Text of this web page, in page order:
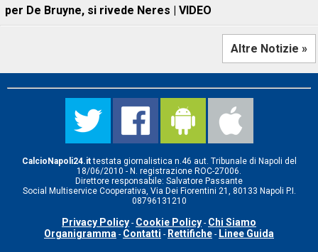
per De Bruyne, si rivede Neres | VIDEO
Altre Notizie »
CalcioNapoli24.ittestata giornalistica n.46 aut. Tribunale di Napoli del
18/06/2010 - N. registrazione ROC-27006.
Direttore responsabile: Salvatore Passante
Social Multiservice Cooperativa, Via Dei Fiorentini 21, 80133 Napoli P.I.
08796131210
Privacy Policy - Cookie Policy - Chi Siamo
Organigramma - Contatti - Rettifiche - Linee Guida